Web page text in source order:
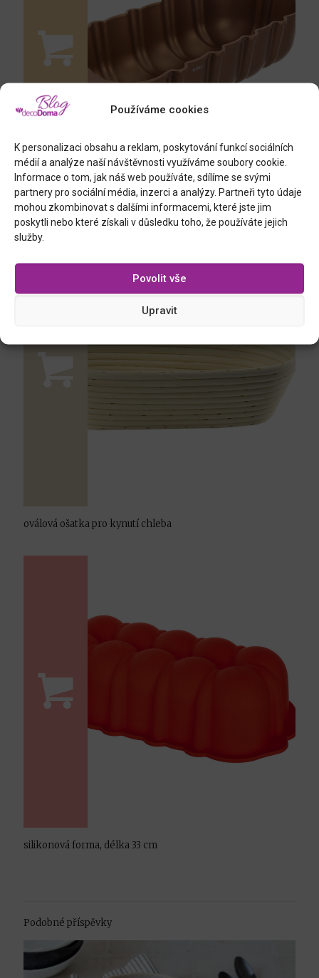
Používáme cookies
K personalizaci obsahu a reklam, poskytování funkcí sociálních
médií a analýze naší návštěvnosti využíváme soubory cookie.
Informace o tom, jak náš web používáte, sdílíme se svými
partnery pro sociální média, inzerci a analýzy. Partneři tyto údaje
mohou zkombinovat s dalšími informacemi, které jste jim
poskytli nebo které získali v důsledku toho, že používáte jejich
služby.
Povolit vše
Upravit
velká kovová forma, délka 33,5 cm
oválová ošatka pro kynutí chleba
silikonová forma, délka 33 cm
Podobné příspěvky